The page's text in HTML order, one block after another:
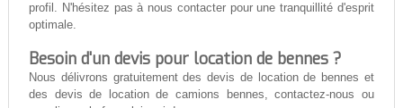
profil. N'hésitez pas à nous contacter pour une tranquillité d'esprit
optimale.
Besoin d'un devis pour location de bennes ?
Nous délivrons gratuitement des devis de location de bennes et
des devis de location de camions bennes, contactez-nous ou